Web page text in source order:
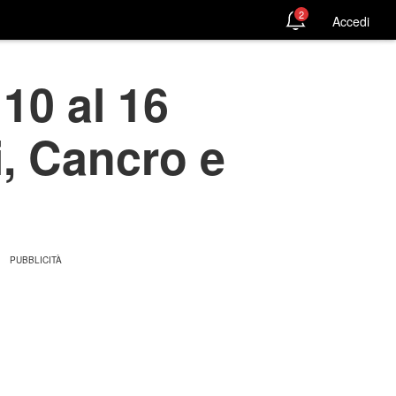
2 Accedi
al 16
Cancro e